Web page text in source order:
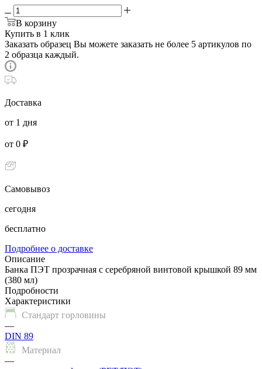
В корзину
Купить в 1 клик
Заказать образец Вы можете заказать не более 5 артикулов по
2 образца каждый.
Доставка
от 1 дня
от 0 ₽
Самовывоз
сегодня
бесплатно
Подробнее о доставке
Описание
Банка ПЭТ прозрачная с серебряной винтовой крышкой 89 мм
(380 мл)
Подробности
Характеристики
Стандарт горловины
—
DIN 89
Материал
—